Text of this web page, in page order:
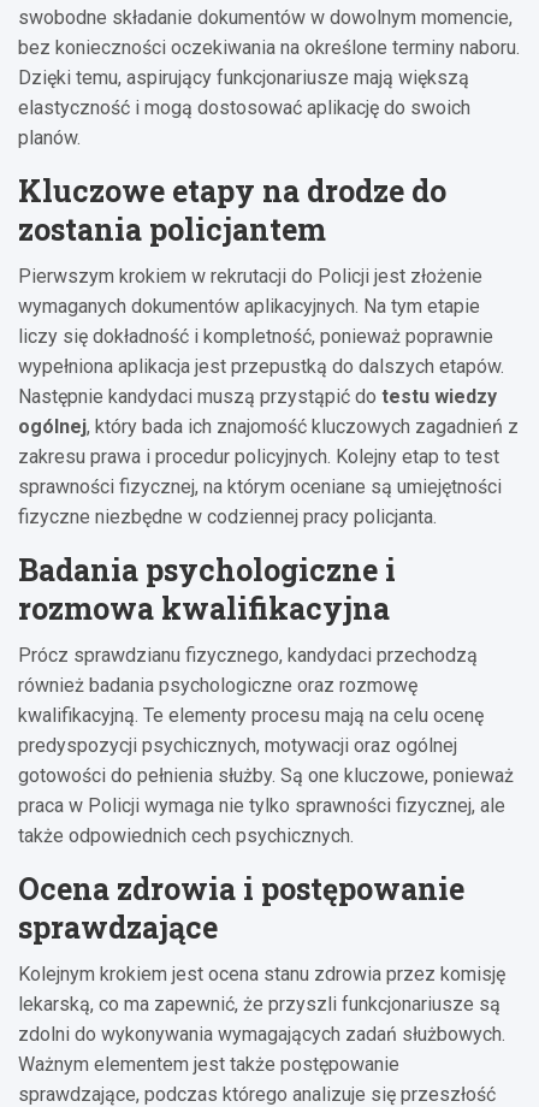
swobodne składanie dokumentów w dowolnym momencie,
bez konieczności oczekiwania na określone terminy naboru.
Dzięki temu, aspirujący funkcjonariusze mają większą
elastyczność i mogą dostosować aplikację do swoich
planów.
Kluczowe etapy na drodze do
zostania policjantem
Pierwszym krokiem w rekrutacji do Policji jest złożenie
wymaganych dokumentów aplikacyjnych. Na tym etapie
liczy się dokładność i kompletność, ponieważ poprawnie
wypełniona aplikacja jest przepustką do dalszych etapów.
Następnie kandydaci muszą przystąpić do testu wiedzy
ogólnej, który bada ich znajomość kluczowych zagadnień z
zakresu prawa i procedur policyjnych. Kolejny etap to test
sprawności fizycznej, na którym oceniane są umiejętności
fizyczne niezbędne w codziennej pracy policjanta.
Badania psychologiczne i
rozmowa kwalifikacyjna
Prócz sprawdzianu fizycznego, kandydaci przechodzą
również badania psychologiczne oraz rozmowę
kwalifikacyjną. Te elementy procesu mają na celu ocenę
predyspozycji psychicznych, motywacji oraz ogólnej
gotowości do pełnienia służby. Są one kluczowe, ponieważ
praca w Policji wymaga nie tylko sprawności fizycznej, ale
także odpowiednich cech psychicznych.
Ocena zdrowia i postępowanie
sprawdzające
Kolejnym krokiem jest ocena stanu zdrowia przez komisję
lekarską, co ma zapewnić, że przyszli funkcjonariusze są
zdolni do wykonywania wymagających zadań służbowych.
Ważnym elementem jest także postępowanie
sprawdzające, podczas którego analizuje się przeszłość